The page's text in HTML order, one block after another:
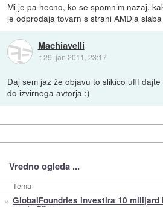
Mi je pa hecno, ko se spomnim nazaj,
je odprodaja tovarn s strani AMDja
Machiavelli
::29. jan 2011, 23:17
Daj sem jaz že objavu to slikico ufff
do izvirnega avtorja ;)
Vredno ogleda ...
Tema
» GlobalFoundries investira 10 milijard